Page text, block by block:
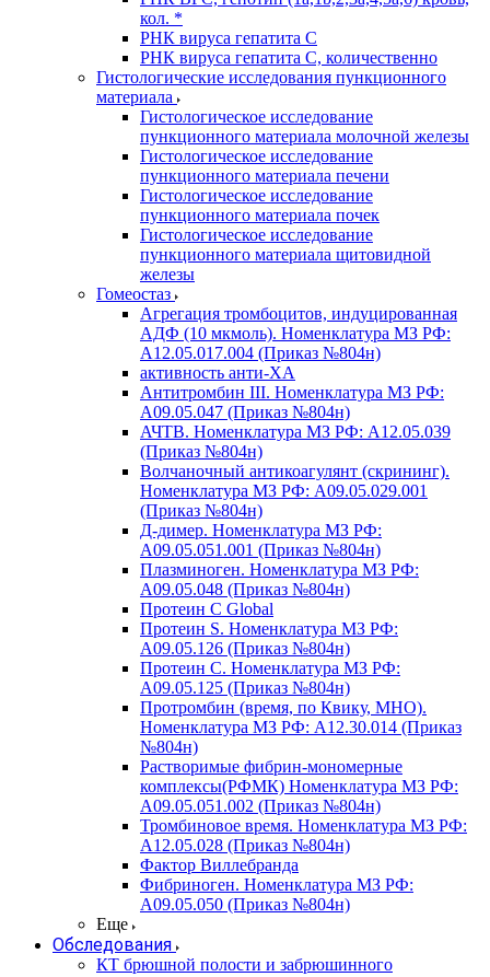
кол. *
РНК вируса гепатита C
РНК вируса гепатита C, количественно
Гистологические исследования пункционного
материала
Гистологическое исследование
пункционного материала молочной железы
Гистологическое исследование
пункционного материала печени
Гистологическое исследование
пункционного материала почек
Гистологическое исследование
пункционного материала щитовидной
железы
Гомеостаз
Агрегация тромбоцитов, индуцированная
АДФ (10 мкмоль). Номенклатура МЗ РФ:
A12.05.017.004 (Приказ №804н)
активность анти-ХА
Антитромбин III. Номенклатура МЗ РФ:
A09.05.047 (Приказ №804н)
АЧТВ. Номенклатура МЗ РФ: A12.05.039
(Приказ №804н)
Волчаночный антикоагулянт (скрининг).
Номенклатура МЗ РФ: A09.05.029.001
(Приказ №804н)
Д-димер. Номенклатура МЗ РФ:
A09.05.051.001 (Приказ №804н)
Плазминоген. Номенклатура МЗ РФ:
A09.05.048 (Приказ №804н)
Протеин C Global
Протеин S. Номенклатура МЗ РФ:
A09.05.126 (Приказ №804н)
Протеин С. Номенклатура МЗ РФ:
A09.05.125 (Приказ №804н)
Протромбин (время, по Квику, МНО).
Номенклатура МЗ РФ: A12.30.014 (Приказ
№804н)
Растворимые фибрин-мономерные
комплексы(РФМК) Номенклатура МЗ РФ:
A09.05.051.002 (Приказ №804н)
Тромбиновое время. Номенклатура МЗ РФ:
A12.05.028 (Приказ №804н)
Фактор Виллебранда
Фибриноген. Номенклатура МЗ РФ:
A09.05.050 (Приказ №804н)
Еще
Обследования
КТ брюшной полости и забрюшинного